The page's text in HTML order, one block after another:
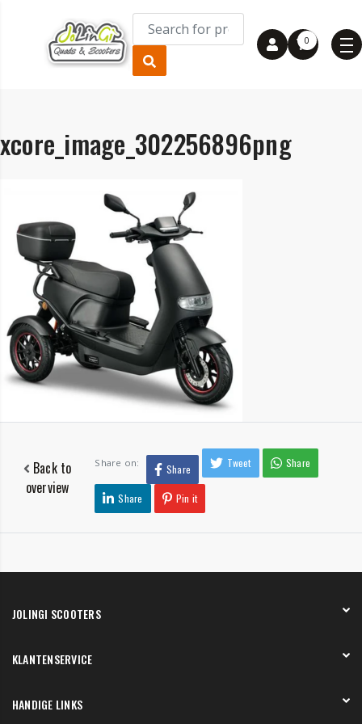
0
xcore_image_302256896png
Back to
overview
Share on: Share Tweet Share
Share Pin it
JOLINGI SCOOTERS
Onze showroom
KLANTENSERVICE
Verzending en bezorging
HANDIGE LINKS